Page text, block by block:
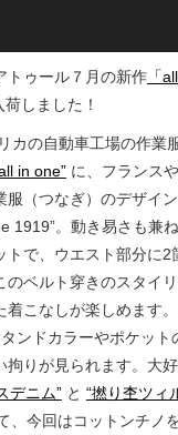
トゥール７月の新作「
荷しました！
カの自動車工場の作業
in one”に、フランス
服（つなぎ）のデザイ
1919”。動き易さも兼
トで、ウエスト部分に2
のベルト穿きのスタイ
着こなしが楽しめます
ンドカラーやポケット
拘りが見られます。大
デニム”と “撚り杢ツィ
、今回はコットンチノ